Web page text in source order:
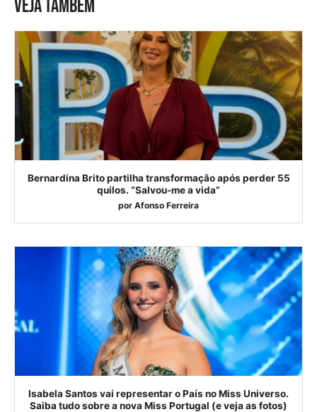
VEJA TAMBÉM
Bernardina Brito partilha transformação após perder 55
quilos. “Salvou-me a vida”
por Afonso Ferreira
Isabela Santos vai representar o País no Miss Universo.
Saiba tudo sobre a nova Miss Portugal (e veja as fotos)